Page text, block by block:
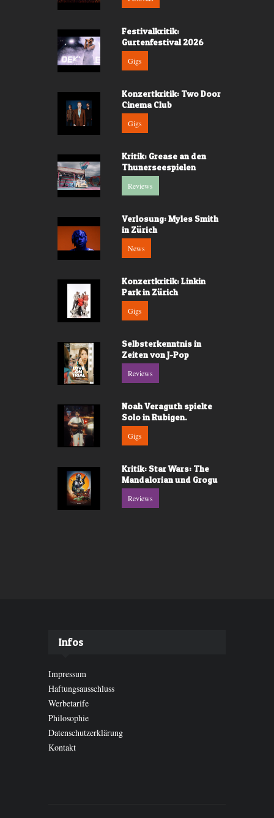
Festivalkritik:
Gurtenfestival 2026
Gigs
Konzertkritik: Two Door
Cinema Club
Gigs
Kritik: Grease an den
Thunerseespielen
Reviews
Verlosung: Myles Smith
in Zürich
News
Konzertkritik: Linkin
Park in Zürich
Gigs
Selbsterkenntnis in
Zeiten von J-Pop
Reviews
Noah Veraguth spielte
Solo in Rubigen.
Gigs
Kritik: Star Wars: The
Mandalorian und Grogu
Reviews
Infos
Impressum
Haftungsausschluss
Werbetarife
Philosophie
Datenschutzerklärung
Kontakt